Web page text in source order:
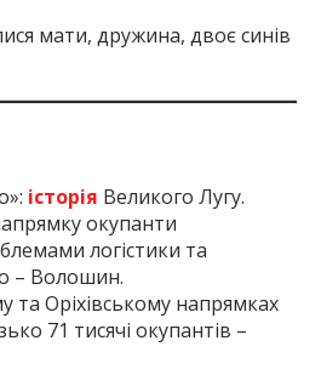
мати, дружина, двоє синів
історія Великого Лугу.
окупанти
логістики та
– Волошин.
та Оріхівському напрямках
71 тисячі окупантів –